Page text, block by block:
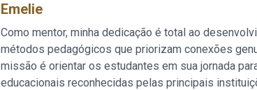
Emelie
Como mentor, minha dedicação é total ao
métodos pedagógicos que priorizam conexões
missão é orientar os estudantes em sua jornada
educacionais reconhecidas pelas principais